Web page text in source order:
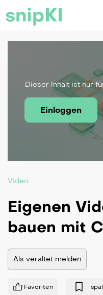
snipKI
Dieser Inhalt ist nur
Einloggen
Video
Eigenen
bauen mit
Als veraltet melden
Favoriten